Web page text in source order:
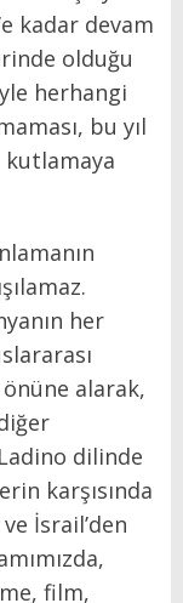
kadar devam
olduğu
herhangi
bu yıl
kutlamaya
her
alarak,
dilinde
karşısında
İsrail’den
film,